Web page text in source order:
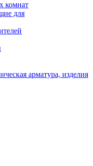
комнат
для
арматура, изделия